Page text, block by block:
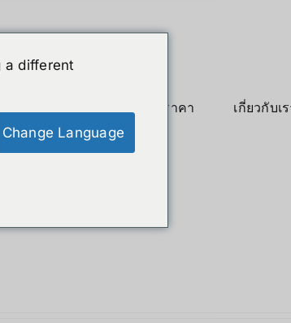
สินค้าลดราคา เกี่ยวกับเ
a different
Change Language